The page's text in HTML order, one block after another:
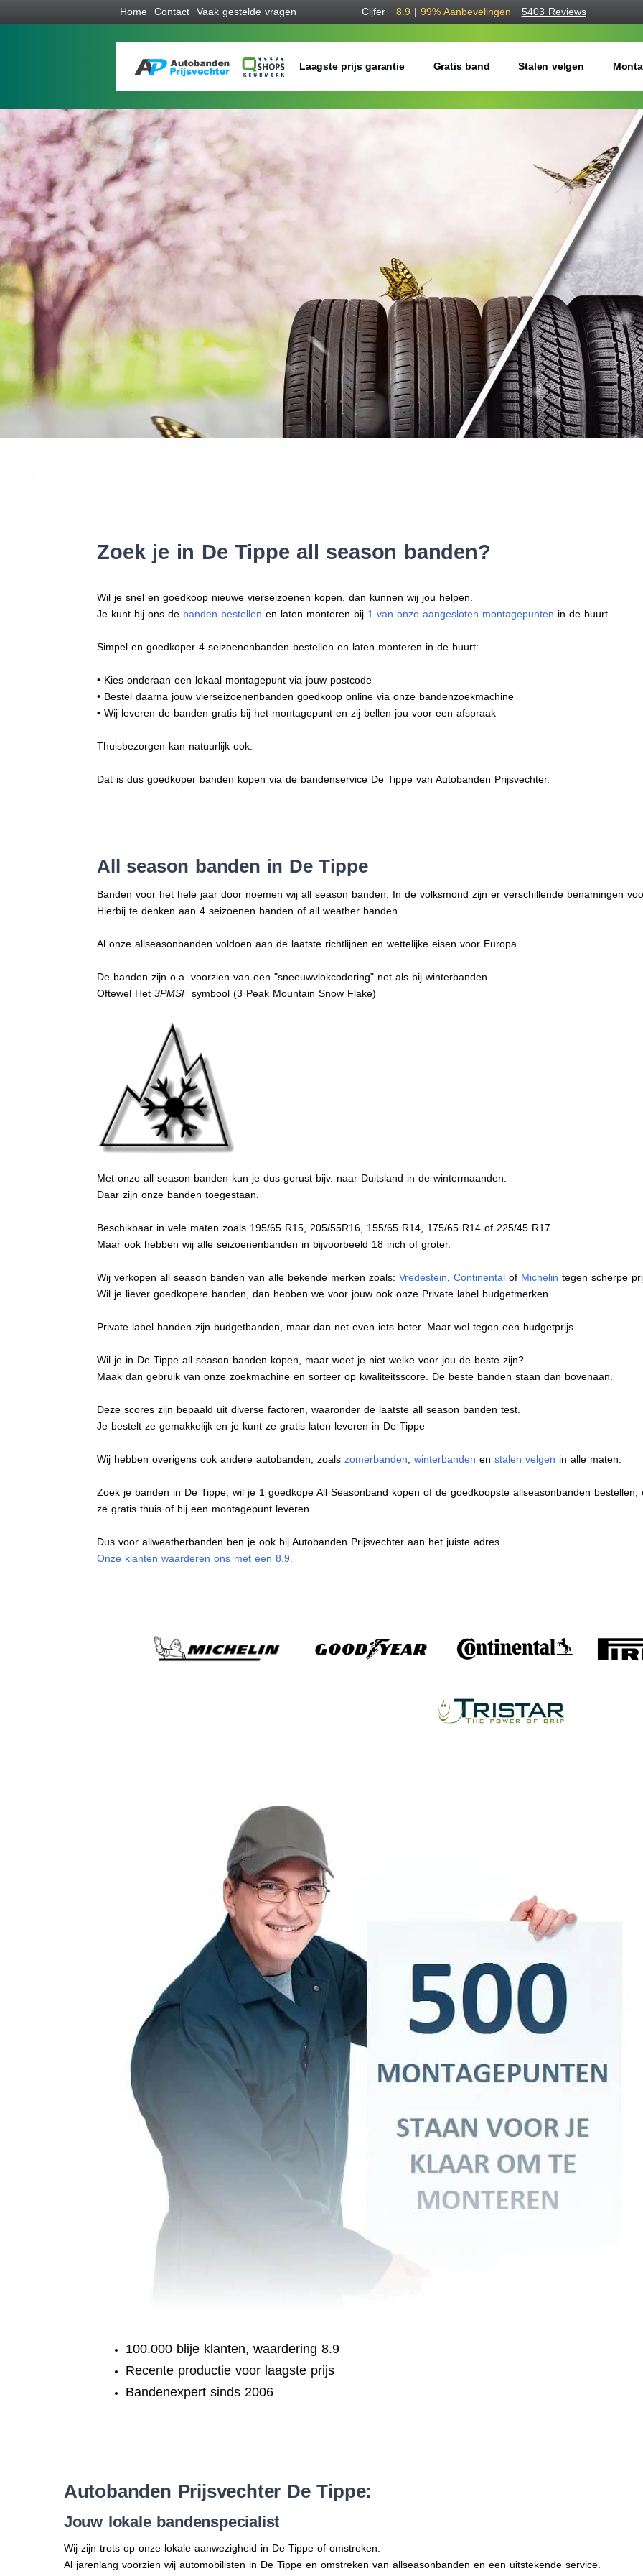
Home Contact Vaak gestelde vragen Cijfer 8.9 | 99% Aanbevelingen 5403 Reviews
Laagste prijs garantie Gratis band Stalen velgen
Bestel voordelig
Gratis bezorgd of
Breedte: Hoogte:
Waar vind ik de maat van mijn
Help mij met bestellen
Zoek je in De Tippe all season banden?
Wil je snel en goedkoop nieuwe vierseizoenen kopen, dan kunnen wij jou helpen.
Je kunt bij ons de banden bestellen en laten monteren bij 1 van onze aangesloten montagepunten in de buurt.
Simpel en goedkoper 4 seizoenenbanden bestellen en laten monteren in de buurt:
• Kies onderaan een lokaal montagepunt via jouw postcode
• Bestel daarna jouw vierseizoenenbanden goedkoop online via onze bandenzoekmachine
• Wij leveren de banden gratis bij het montagepunt en zij bellen jou voor een afspraak
Thuisbezorgen kan natuurlijk ook.
Dat is dus goedkoper banden kopen via de bandenservice De Tippe van Autobanden Prijsvechter.
All season banden in De Tippe
Banden voor het hele jaar door noemen wij all season banden. In de volksmond zijn er verschillende benamingen
Hierbij te denken aan 4 seizoenen banden of all weather banden.
Al onze allseasonbanden voldoen aan de laatste richtlijnen en wettelijke eisen voor Europa.
De banden zijn o.a. voorzien van een "sneeuwvlokcodering" net als bij winterbanden.
Oftewel Het3PMSFsymbool (3 Peak Mountain Snow Flake)
Met onze all season banden kun je dus gerust bijv. naar Duitsland in de wintermaanden.
Daar zijn onze banden toegestaan.
Beschikbaar in vele maten zoals 195/65 R15, 205/55R16, 155/65 R14, 175/65 R14 of 225/45 R17.
Maar ook hebben wij alle seizoenenbanden in bijvoorbeeld 18 inch of groter.
Wij verkopen all season banden van alle bekende merken zoals:Vredestein ,Continental of Michelin tegen scherpe
Wil je liever goedkopere banden, dan hebben we voor jouw ook onze Private label budgetmerken.
Private label banden zijn budgetbanden, maar dan net even iets beter. Maar wel tegen een budgetprijs.
Wil je in De Tippe all season banden kopen, maar weet je niet welke voor jou de beste zijn?
Maak dan gebruik van onze zoekmachine en sorteer op kwaliteitsscore. De beste banden staan dan bovenaan.
Deze scores zijn bepaald uit diverse factoren, waaronder de laatste all season banden test.
Je bestelt ze gemakkelijk en je kunt ze gratis laten leveren in De Tippe
Wij hebben overigens ook andere autobanden, zoalszomerbanden ,winterbanden enstalen velgen in alle maten.
Zoek je banden in De Tippe, wil je 1 goedkope All Seasonband kopen of de goedkoopste allseasonbanden
ze gratis thuis of bij een montagepunt leveren.
Dus voor allweatherbanden ben je ook bij Autobanden Prijsvechter aan het juiste adres.
Onze klanten waarderen ons met een 8.9.
100.000 blije klanten, waardering 8.9
Recente productie voor laagste prijs
Bandenexpert sinds 2006
Autobanden Prijsvechter De Tippe:
Jouw lokale bandenspecialist
Wij zijn trots op onze lokale aanwezigheid in De Tippe of omstreken.
Al jarenlang voorzien wij automobilisten in De Tippe en omstreken van allseasonbanden en een uitstekende service.